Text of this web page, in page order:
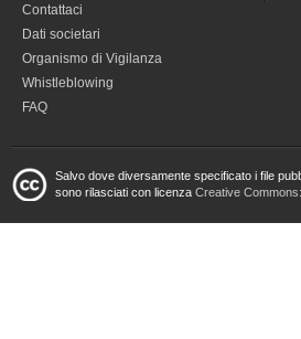
Contattaci
Dati societari
Organismo di Vigilanza
Whistleblowing
FAQ
Salvo dove diversamente specificato i file
sono rilasciati con licenza Creative